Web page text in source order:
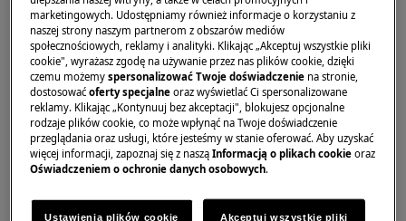
Chłodziarki
Chłodziarko-zamrażarki
Zamrażarki
Rozwiązanie
1. Należy skontaktować się z autoryzowanym
centrum serwisowym
Migające na wyświetlaczu „0” lub kwadrat
sygnalizuje wystąpienie problemu z czujnikiem
marketingowych. Udostępniamy również informacje o korzystaniu z
naszej strony naszym partnerom z obszarów mediów
społecznościowych, reklamy i analityki. Klikając „Akceptuj wszystkie pliki
cookie", wyrażasz zgodę na używanie przez nas plików cookie, dzięki
czemu możemyspersonalizować Twoje doświadczenie na stronie,
dostosowaćoferty specjalne oraz wyświetlać Ci spersonalizowane
reklamy. Klikając „Kontynuuj bez akceptacji", blokujesz opcjonalne
rodzaje plików cookie, co może wpłynąć na Twoje doświadczenie
przeglądania oraz usługi, które jesteśmy w stanie oferować. Aby uzyskać
więcej informacji, zapoznaj się z nasząInformacją o plikach cookie oraz
Oświadczeniem o ochronie danych osobowych.
Ustawienia plików cookie
Akceptuj wszystkie pliki